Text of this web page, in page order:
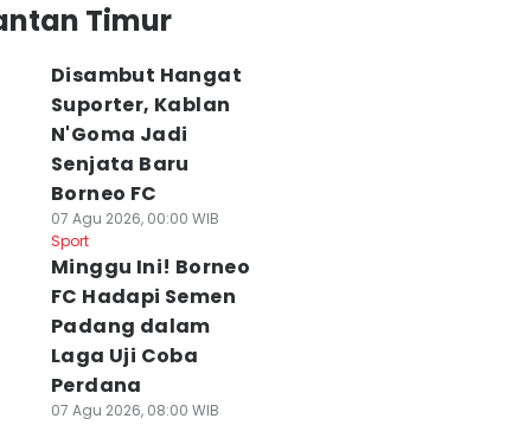
Berlanjut!
FC Kembali
Program TC
Yogyakarta
Agu 2026, 01:00 WIB
Era Borneo FC
Dimulai, Ikhsan Nul
Zikrak Pasang
05 Agu 2026, 21:57 WIB
Timur
Disambut Hangat
Suporter, Kablan
N'Goma Jadi
Senjata Baru
Borneo FC
07 Agu 2026, 00:00 WIB
Sport
Minggu Ini! Borneo
FC Hadapi Semen
Padang dalam
Laga Uji Coba
Perdana
07 Agu 2026, 08:00 WIB